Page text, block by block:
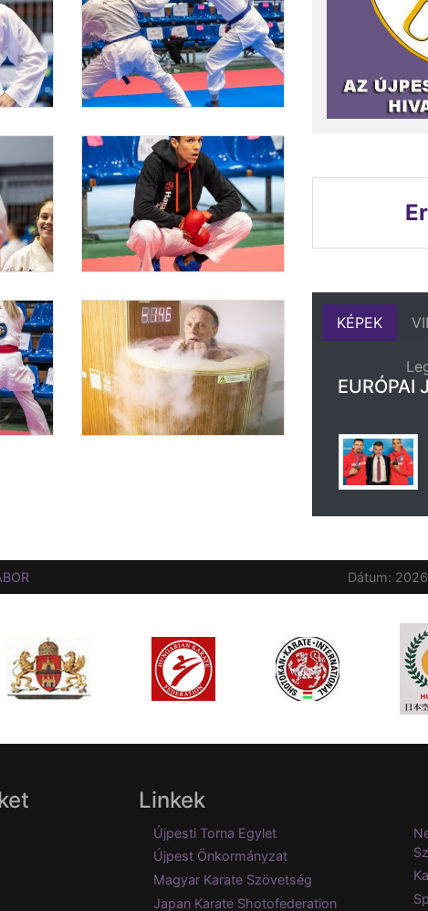
KÉPEK
EURÓPAI
Dátum:
Linkek
Újpesti Torna Egylet
Újpest Önkormányzat
Magyar Karate Szövetség
Japan Karate Shotofederation